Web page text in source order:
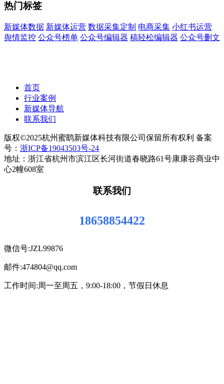
热门标签
新媒体数据 新媒体运营 数据采集定制 电商采集 小红书运营
舆情监控 公众号榜单 公众号编辑器 稿轻松编辑器 公众号删文
首页
行业案例
新媒体导航
联系我们
版权©2025杭州蜜鹞新媒体科技有限公司保留所有权利 备案
号： 浙ICP备19043503号-24
地址：浙江省杭州市滨江区长河街道春晓路61号康康谷商业中
心2幢608室
联系我们
18658854422
微信号:JZL99876
邮件:474804@qq.com
工作时间:周一至周五，9:00-18:00，节假日休息